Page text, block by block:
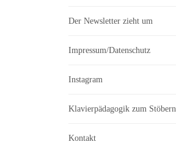
Der Newsletter zieht um
Impressum/Datenschutz
Instagram
Klavierpädagogik zum Stöbern
Kontakt